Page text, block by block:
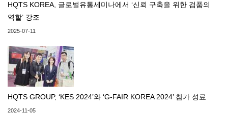
HQTS KOREA, 글로벌유통세미나에서 ‘신뢰 구축을 위한 검품의
역할’ 강조
2025-07-11
HQTS GROUP, ‘KES 2024’와 ‘G-FAIR KOREA 2024’ 참가 성료
2024-11-05